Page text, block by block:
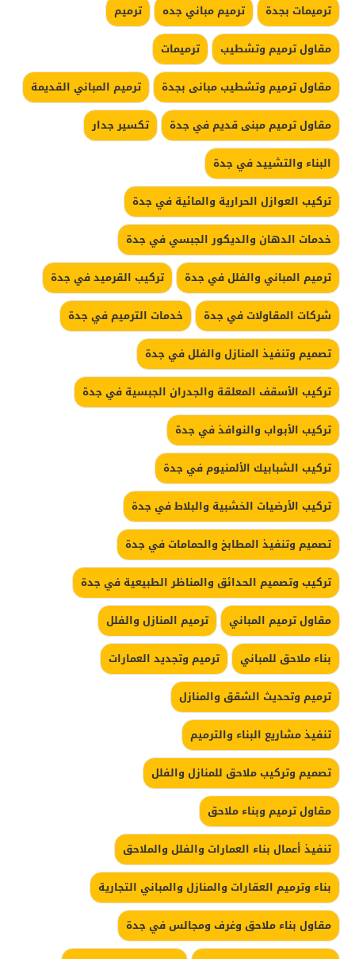
ترميمات بجدة
ترميم مباني جده
ترميم
مقاول ترميم وتشطيب
ترميمات
مقاول ترميم وتشطيب مبانى بجدة
ترميم المباني القديمة
مقاول ترميم مبنى قديم في جدة
تكسير جدار
البناء والتشييد في جدة
تركيب العوازل الحرارية والمائية في جدة
خدمات الدهان والديكور الجبسي في جدة
ترميم المباني والفلل في جدة
تركيب القرميد في جدة
شركات المقاولات في جدة
خدمات الترميم في جدة
تصميم وتنفيذ المنازل والفلل في جدة
تركيب الأسقف المعلقة والجدران الجبسية في جدة
تركيب الأبواب والنوافذ في جدة
تركيب الشبابيك الألمنيوم في جدة
تركيب الأرضيات الخشبية والبلاط في جدة
تصميم وتنفيذ المطابخ والحمامات في جدة
تركيب وتصميم الحدائق والمناظر الطبيعية في جدة
مقاول ترميم المباني
ترميم المنازل والفلل
بناء ملاحق للمباني
ترميم وتجديد العمارات
ترميم وتحديث الشقق والمنازل
تنفيذ مشاريع البناء والترميم
تصميم وتركيب ملاحق للمنازل والفلل
مقاول ترميم وبناء ملاحق
تنفيذ أعمال بناء العمارات والفلل والملاحق
بناء وترميم العقارات والمنازل والمباني التجارية
مقاول بناء ملاحق وغرف ومجالس في جدة